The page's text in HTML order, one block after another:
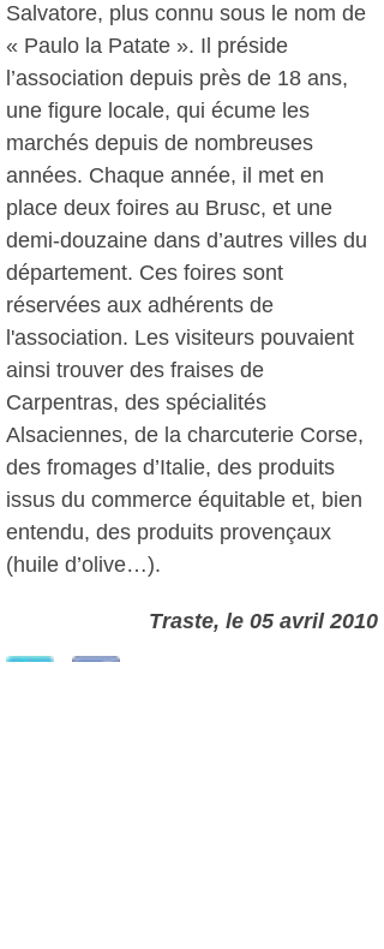
Salvatore, plus connu sous le nom de
« Paulo la Patate ». Il préside
l’association depuis près de 18 ans,
une figure locale, qui écume les
marchés depuis de nombreuses
années. Chaque année, il met en
place deux foires au Brusc, et une
demi-douzaine dans d’autres villes du
département. Ces foires sont
réservées aux adhérents de
l'association. Les visiteurs pouvaient
ainsi trouver des fraises de
Carpentras, des spécialités
Alsaciennes, de la charcuterie Corse,
des fromages d’Italie, des produits
issus du commerce équitable et, bien
entendu, des produits provençaux
(huile d’olive…).
Traste, le 05 avril 2010